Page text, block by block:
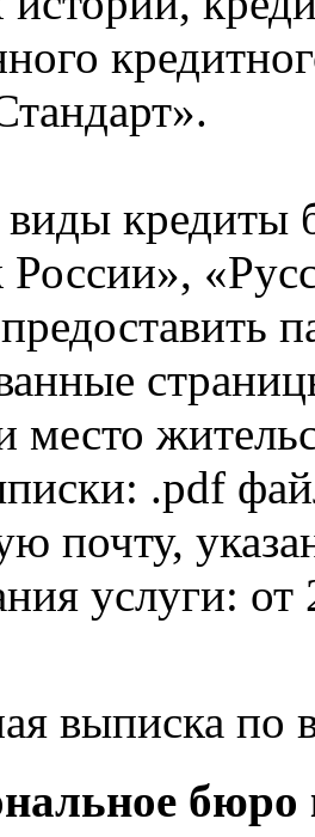
кредиты
место
.pdf
почту,
услуги: от
выписка
бюро